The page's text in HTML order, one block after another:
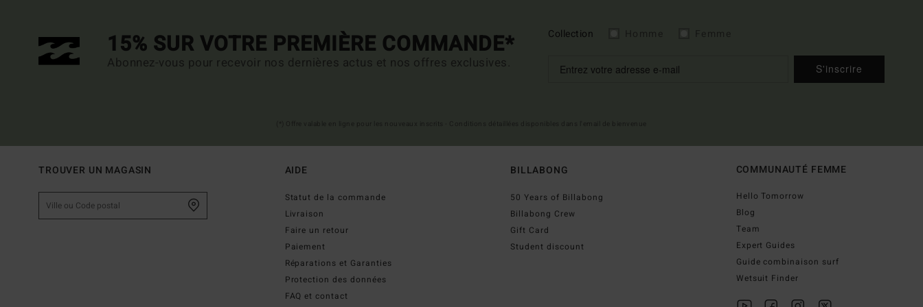
15% SUR VOTRE PREMIÈRE COMMANDE*
Abonnez-vous pour recevoir nos dernières actus et nos offres exclusives.
Collection
S'inscrire
TROUVER UN MAGASIN AIDE
Statut de la commande
Livraison
Faire un retour
Paiement
Réparations et Garanties
Protection des données
FAQ et contact
BILLABONG
50 Years of Billabong
Billabong Crew
Gift Card
Student discount
COMMUNAUTÉ FEMME
Hello Tomorrow
Blog
Team
Expert Guides
Guide combinaison surf
Wetsuit Finder